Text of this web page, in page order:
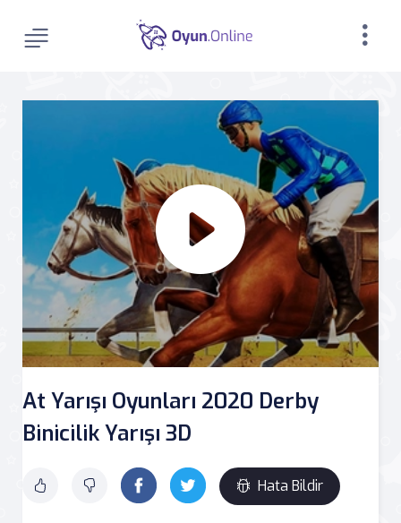
At Yarışı Oyunları 2020 Derby
Binicilik Yarışı 3D
Hata Bildir